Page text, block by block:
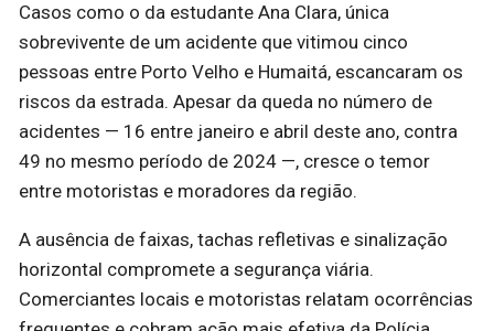
Casos como o da estudante Ana Clara, única
sobrevivente de um acidente que vitimou cinco
pessoas entre Porto Velho e Humaitá, escancaram os
riscos da estrada. Apesar da queda no número de
acidentes — 16 entre janeiro e abril deste ano, contra
49 no mesmo período de 2024 —, cresce o temor
entre motoristas e moradores da região.
A ausência de faixas, tachas refletivas e sinalização
horizontal compromete a segurança viária.
Comerciantes locais e motoristas relatam ocorrências